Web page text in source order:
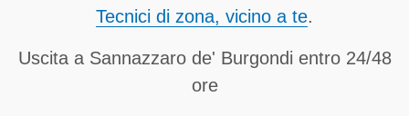
Tecnici di zona, vicino a te.
Uscita a Sannazzaro de' Burgondi entro 24/48
ore